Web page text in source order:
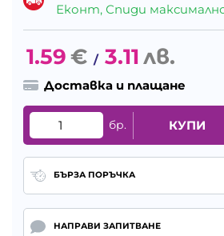
Еконт, Спиди
1.59€ / 3.11лв.
Доставка и плащане
бр. КУПИ
БЪРЗА ПОРЪЧКА
НАПРАВИ ЗАПИТВАНЕ